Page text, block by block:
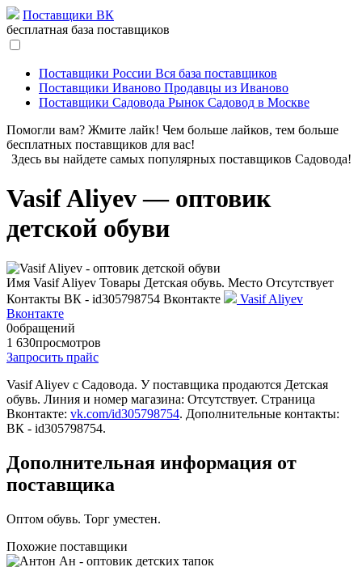
Поставщики ВК
бесплатная база поставщиков
Поставщики России Вся база поставщиков
Поставщики Иваново Продавцы из Иваново
Поставщики Садовода Рынок Садовод в Москве
Помогли вам? Жмите лайк! Чем больше лайков, тем больше
бесплатных поставщиков для вас!
Здесь вы найдете самых популярных поставщиков Садовода!
Vasif Aliyev — оптовик
детской обуви
Имя Vasif Aliyev Товары Детская обувь. Место Отсутствует
Контакты ВК - id305798754 Вконтакте
Vasif Aliyev
Вконтакте
0обращений
1 630просмотров
Запросить прайс
Vasif Aliyev c Садовода. У поставщика продаются Детская
обувь. Линия и номер магазина: Отсутствует. Страница
Вконтакте: vk.com/id305798754. Дополнительные контакты:
ВК - id305798754.
Дополнительная информация от
поставщика
Оптом обувь. Торг уместен.
Похожие поставщики